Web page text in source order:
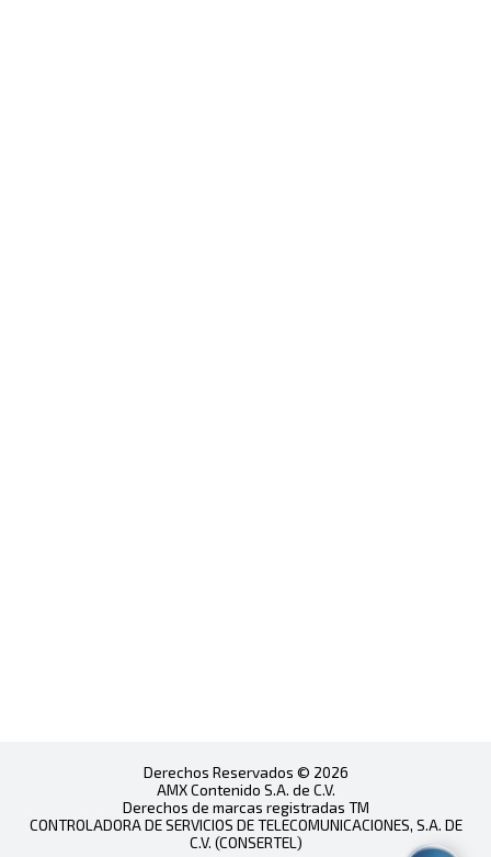
Derechos Reservados © 2026
AMX Contenido S.A. de C.V.
Derechos de marcas registradas TM
CONTROLADORA DE SERVICIOS DE TELECOMUNICACIONES, S.A. DE
C.V. (CONSERTEL)